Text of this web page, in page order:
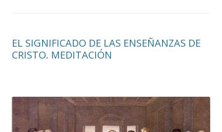
EL SIGNIFICADO DE LAS ENSEÑANZAS DE
CRISTO. MEDITACIÓN